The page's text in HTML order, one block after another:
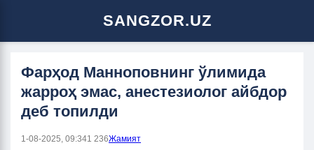
SANGZOR.UZ
Фарҳод Манноповнинг ўлимида
жарроҳ эмас, анестезиолог айбдор
деб топилди
1-08-2025, 09:341 236Жамият